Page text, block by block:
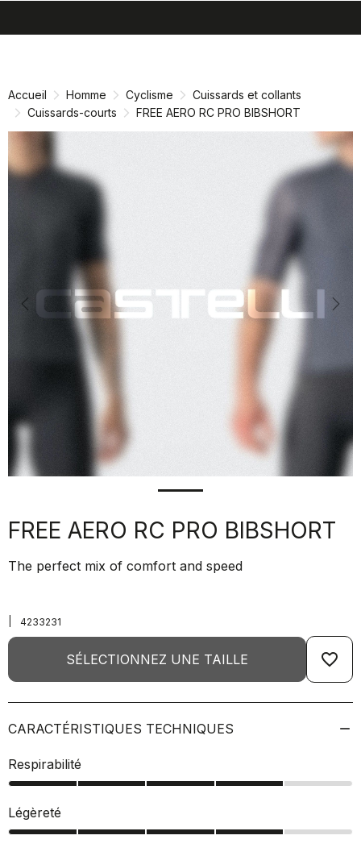
directement
navigation
directement
Accueil Homme Cyclisme
Cuissards et collants
Cuissards-courts
FREE AERO RC PRO BIBSHORT
Previous
FREE AERO RC PRO BIBSHORT
The perfect mix of comfort and speed
4233231
SÉLECTIONNEZ UNE TAILLE favorite_border
CARACTÉRISTIQUES TECHNIQUES
Respirabilité
Légèreté